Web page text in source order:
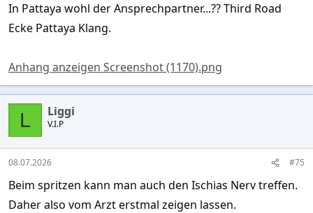
In Pattaya wohl der Ansprechpartner...?? Third Road
Ecke Pattaya Klang.
Anhang anzeigen Screenshot (1170).png
L Liggi
V.I.P
08.07.2026 #75
Beim spritzen kann man auch den Ischias Nerv treffen.
Daher also vom Arzt erstmal zeigen lassen.